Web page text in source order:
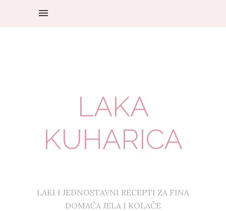
LAKA
KUHARICA
LAKI I JEDNOSTAVNI RECEPTI ZA FINA
DOMAĆA JELA I KOLAČE